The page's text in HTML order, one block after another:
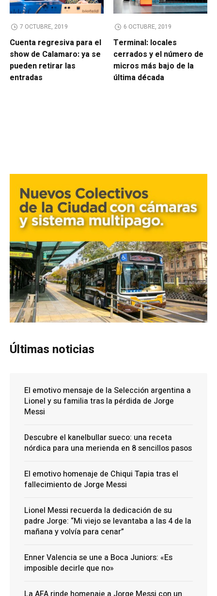
7 OCTUBRE, 2019
Cuenta regresiva para el
show de Calamaro: ya se
pueden retirar las
entradas
6 OCTUBRE, 2019
Terminal: locales
cerrados y el número de
micros más bajo de la
última década
Últimas noticias
El emotivo mensaje de la Selección argentina a
Lionel y su familia tras la pérdida de Jorge
Messi
Descubre el kanelbullar sueco: una receta
nórdica para una merienda en 8 sencillos pasos
El emotivo homenaje de Chiqui Tapia tras el
fallecimiento de Jorge Messi
Lionel Messi recuerda la dedicación de su
padre Jorge: “Mi viejo se levantaba a las 4 de la
mañana y volvía para cenar”
Enner Valencia se une a Boca Juniors: «Es
imposible decirle que no»